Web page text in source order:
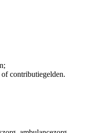
contributiegelden.